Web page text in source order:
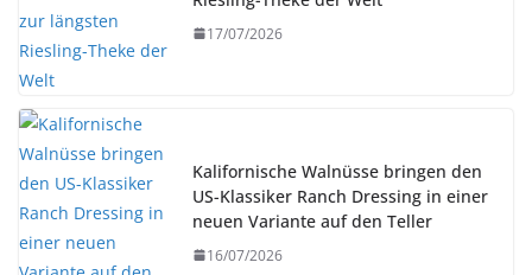
17/07/2026
Kalifornische Walnüsse bringen den
US-Klassiker Ranch Dressing in einer
neuen Variante auf den Teller
16/07/2026